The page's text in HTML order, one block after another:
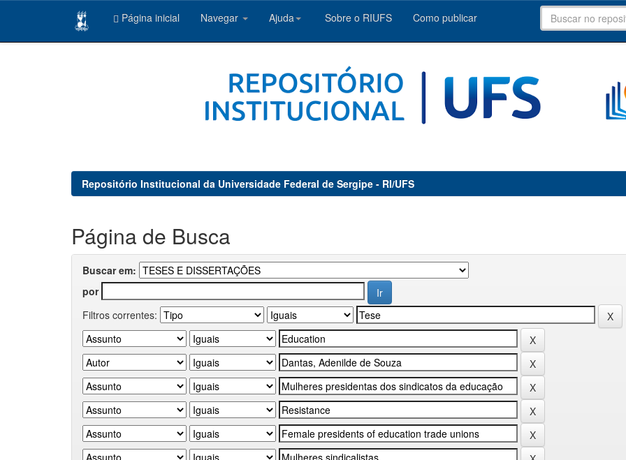
Página inicial Navegar Ajuda Sobre o RIUFS Como publicar
Repositório Institucional da Universidade Federal de Sergipe - RI/UFS
Página de Busca
Buscar em:
por
Filtros correntes: